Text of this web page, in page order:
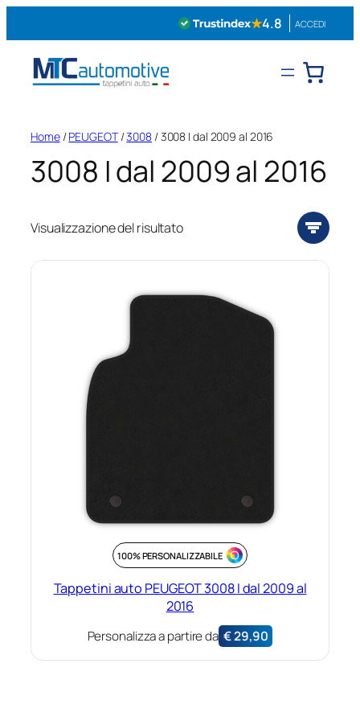
★4.8 ACCEDI
Home/PEUGEOT/3008/ 3008 I dal 2009 al 2016
3008 I dal 2009 al 2016
Visualizzazione del risultato
100% PERSONALIZZABILE
Tappetini auto PEUGEOT 3008 I dal 2009 al
2016
Personalizza a partire da €29,90